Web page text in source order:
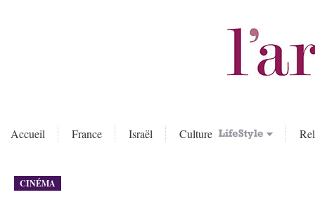
Accueil France Israël Culture
CINÉMA